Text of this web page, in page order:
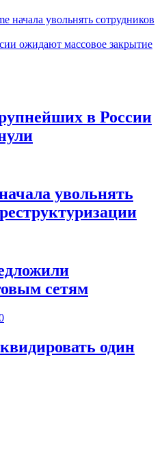
начала увольнять сотрудников
ожидают массовое закрытие
в России
увольнять
сетям
один